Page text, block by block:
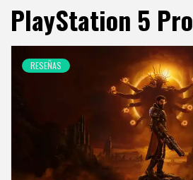
PlayStation 5 Pro
RESEÑAS